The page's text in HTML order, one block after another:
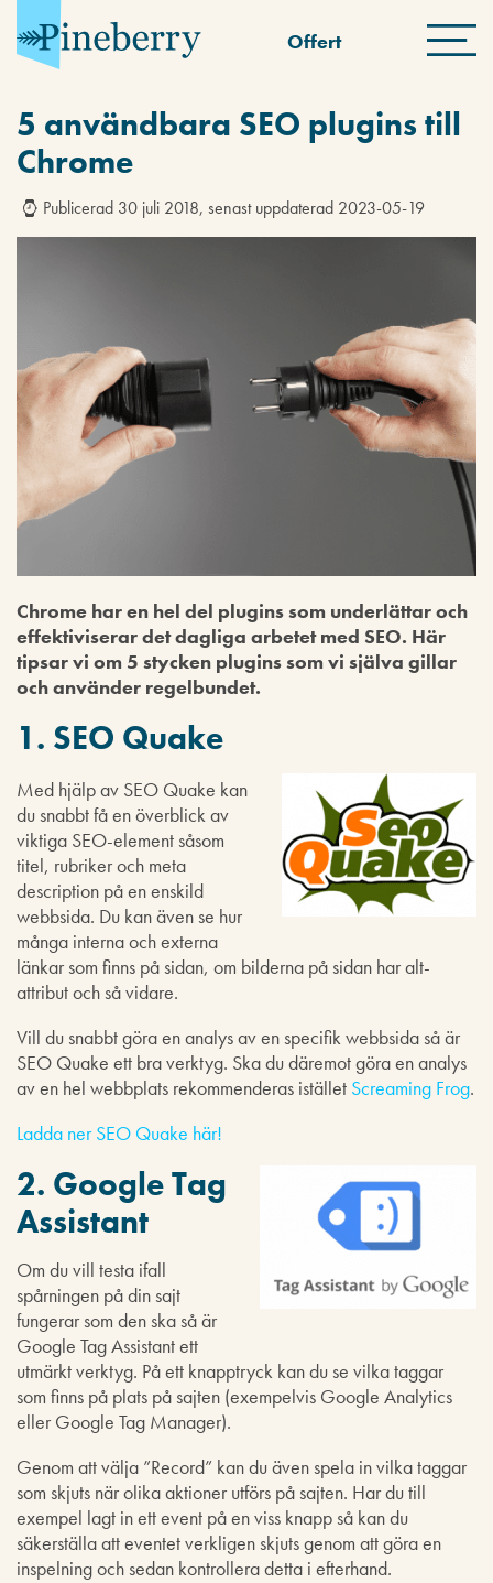
Offert
5 användbara SEO plugins till
Chrome
Publicerad 30 juli 2018, senast uppdaterad 2023-05-19
Chrome har en hel del plugins som underlättar och
effektiviserar det dagliga arbetet med SEO. Här
tipsar vi om 5 stycken plugins som vi själva gillar
och använder regelbundet.
1. SEO Quake
Med hjälp av SEO Quake kan
du snabbt få en överblick av
viktiga SEO-element såsom
titel, rubriker och meta
description på en enskild
webbsida. Du kan även se hur
många interna och externa
länkar som finns på sidan, om bilderna på sidan har alt-
attribut och så vidare.
Vill du snabbt göra en analys av en specifik webbsida så är
SEO Quake ett bra verktyg. Ska du däremot göra en analys
av en hel webbplats rekommenderas istället Screaming Frog.
Ladda ner SEO Quake här!
2. Google Tag
Assistant
Om du vill testa ifall
spårningen på din sajt
fungerar som den ska så är
Google Tag Assistant ett
utmärkt verktyg. På ett knapptryck kan du se vilka taggar
som finns på plats på sajten (exempelvis Google Analytics
eller Google Tag Manager).
Genom att välja ”Record” kan du även spela in vilka taggar
som skjuts när olika aktioner utförs på sajten. Har du till
exempel lagt in ett event på en viss knapp så kan du
säkerställa att eventet verkligen skjuts genom att göra en
inspelning och sedan kontrollera detta i efterhand.